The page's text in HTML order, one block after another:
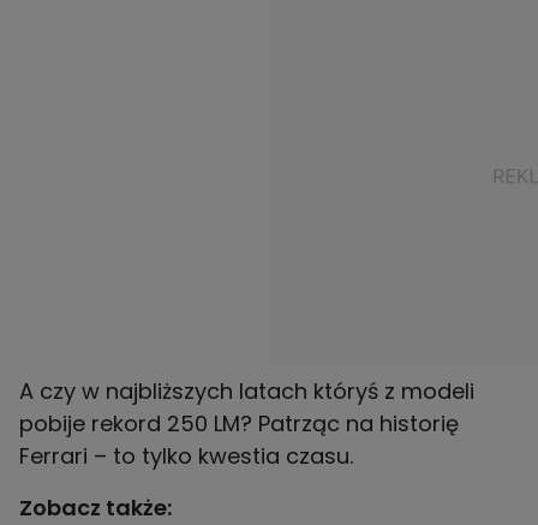
A czy w najbliższych latach któryś z modeli
pobije rekord 250 LM? Patrząc na historię
Ferrari – to tylko kwestia czasu.
Zobacz także: